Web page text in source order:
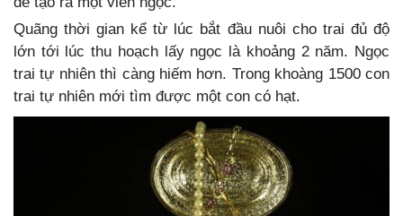
Quãng thời gian kể từ lúc bắt đầu nuôi cho trai đủ độ
lớn tới lúc thu hoạch lấy ngọc là khoảng 2 năm. Ngọc
trai tự nhiên thì càng hiếm hơn. Trong khoàng 1500 con
trai tự nhiên mới tìm được một con có hạt.